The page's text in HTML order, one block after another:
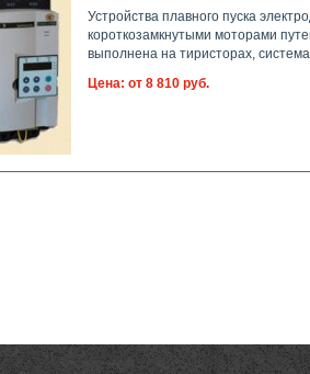
Устройства плавного пуска
короткозамкнутыми моторами
выполнена на тиристорах,
Цена: от 8 810 руб.